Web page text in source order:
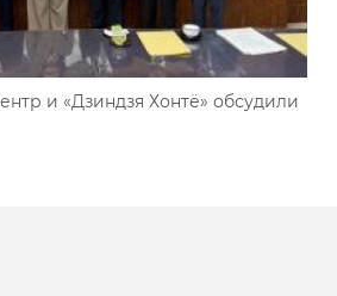
и «Дзиндзя Хонтё» обсудили